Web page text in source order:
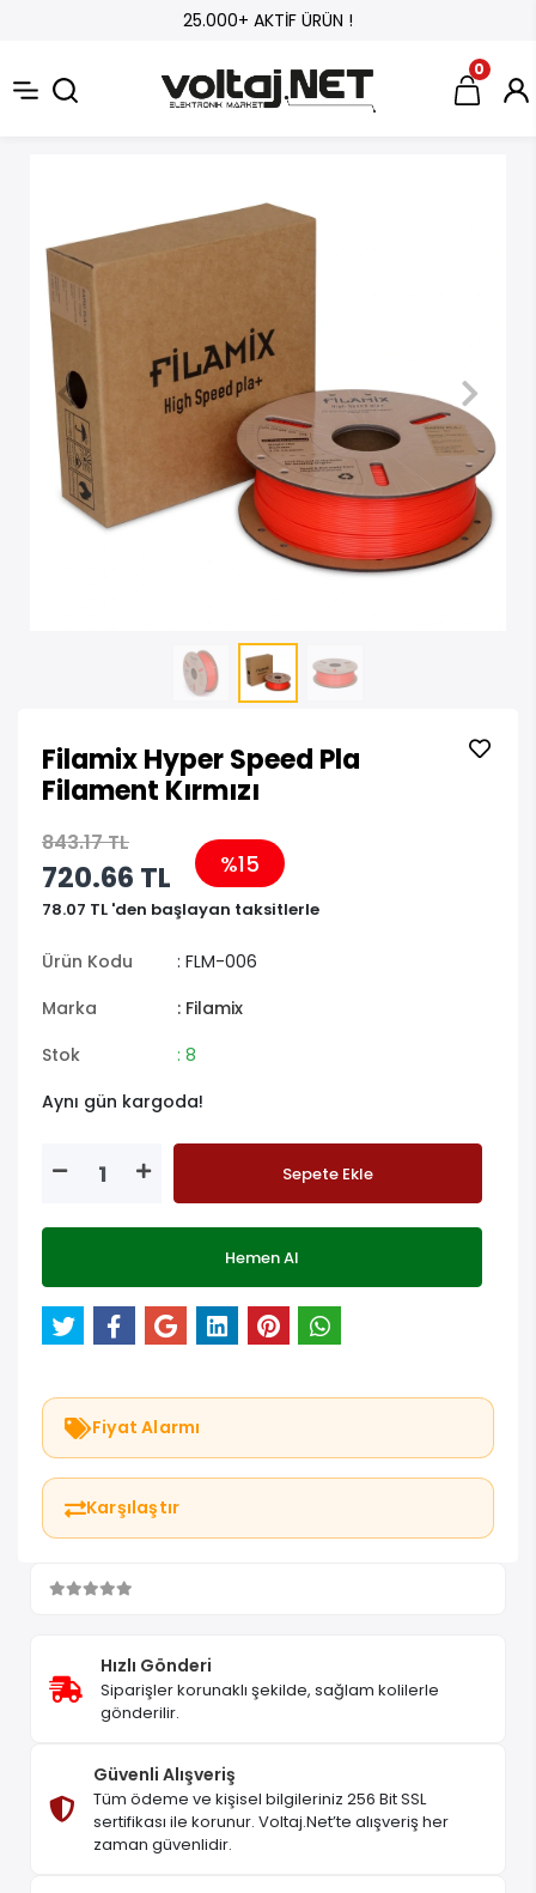
25.000+ AKTİF ÜRÜN !
0
Filamix Hyper Speed Pla
Filament Kırmızı
843.17 TL
720.66 TL %15
78.07 TL 'den başlayan taksitlerle
Ürün Kodu
: FLM-006
Marka
: Filamix
Stok
: 8
Aynı gün kargoda!
Sepete Ekle
Hemen Al
Fiyat Alarmı
Karşılaştır
Hızlı Gönderi
Siparişler korunaklı şekilde, sağlam kolilerle
gönderilir.
Güvenli Alışveriş
Tüm ödeme ve kişisel bilgileriniz 256 Bit SSL
sertifikası ile korunur. Voltaj.Net’te alışveriş her
zaman güvenlidir.